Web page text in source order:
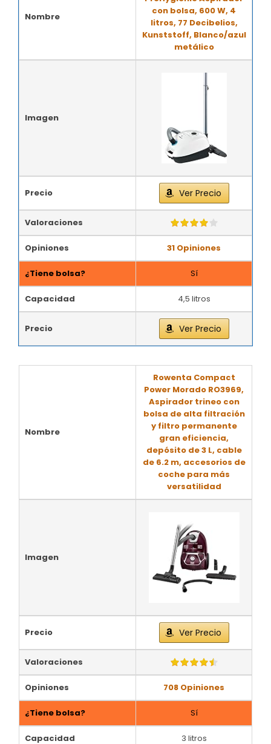
Nombre
con bolsa, 600 W, 4
litros, 77 Decibelios,
Kunststoff, Blanco/azul
metálico
Imagen
Precio Ver Precio
Valoraciones
Opiniones 31 Opiniones
¿Tiene bolsa? Sí
Capacidad 4,5 litros
Precio Ver Precio
Nombre
Rowenta Compact
Power Morado RO3969,
Aspirador trineo con
bolsa de alta filtración
y filtro permanente
gran eficiencia,
depósito de 3 L, cable
de 6.2 m, accesorios de
coche para más
versatilidad
Imagen
Precio Ver Precio
Valoraciones
Opiniones 708 Opiniones
¿Tiene bolsa? Sí
Capacidad 3 litros